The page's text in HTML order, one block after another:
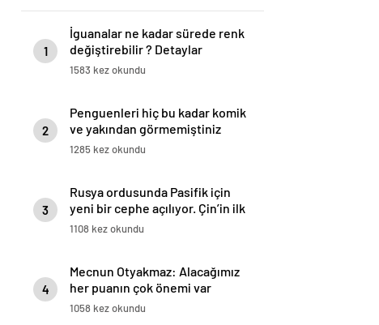
1
İguanalar ne kadar sürede renk
değiştirebilir ? Detaylar
burada…
1583 kez okundu
2
Penguenleri hiç bu kadar komik
ve yakından görmemiştiniz
1285 kez okundu
3
Rusya ordusunda Pasifik için
yeni bir cephe açılıyor. Çin’in ilk
tepkisi!
1108 kez okundu
4
Mecnun Otyakmaz: Alacağımız
her puanın çok önemi var
1058 kez okundu